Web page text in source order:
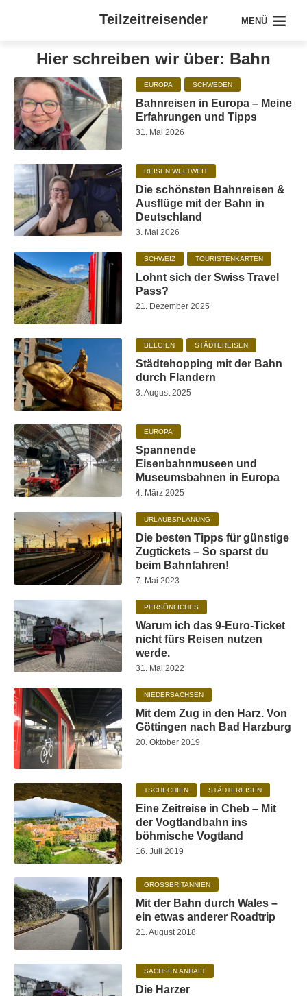
Teilzeitreisender MENÜ
Hier schreiben wir über: Bahn
EUROPA SCHWEDEN
Bahnreisen in Europa – Meine
Erfahrungen und Tipps
31. Mai 2026
REISEN WELTWEIT
Die schönsten Bahnreisen &
Ausflüge mit der Bahn in
Deutschland
3. Mai 2026
SCHWEIZ TOURISTENKARTEN
Lohnt sich der Swiss Travel
Pass?
21. Dezember 2025
BELGIEN STÄDTEREISEN
Städtehopping mit der Bahn
durch Flandern
3. August 2025
EUROPA
Spannende
Eisenbahnmuseen und
Museumsbahnen in Europa
4. März 2025
URLAUBSPLANUNG
Die besten Tipps für günstige
Zugtickets – So sparst du
beim Bahnfahren!
7. Mai 2023
PERSÖNLICHES
Warum ich das 9-Euro-Ticket
nicht fürs Reisen nutzen
werde.
31. Mai 2022
NIEDERSACHSEN
Mit dem Zug in den Harz. Von
Göttingen nach Bad Harzburg
20. Oktober 2019
TSCHECHIEN STÄDTEREISEN
Eine Zeitreise in Cheb – Mit
der Vogtlandbahn ins
böhmische Vogtland
16. Juli 2019
GROSSBRITANNIEN
Mit der Bahn durch Wales –
ein etwas anderer Roadtrip
21. August 2018
SACHSEN ANHALT
Die Harzer